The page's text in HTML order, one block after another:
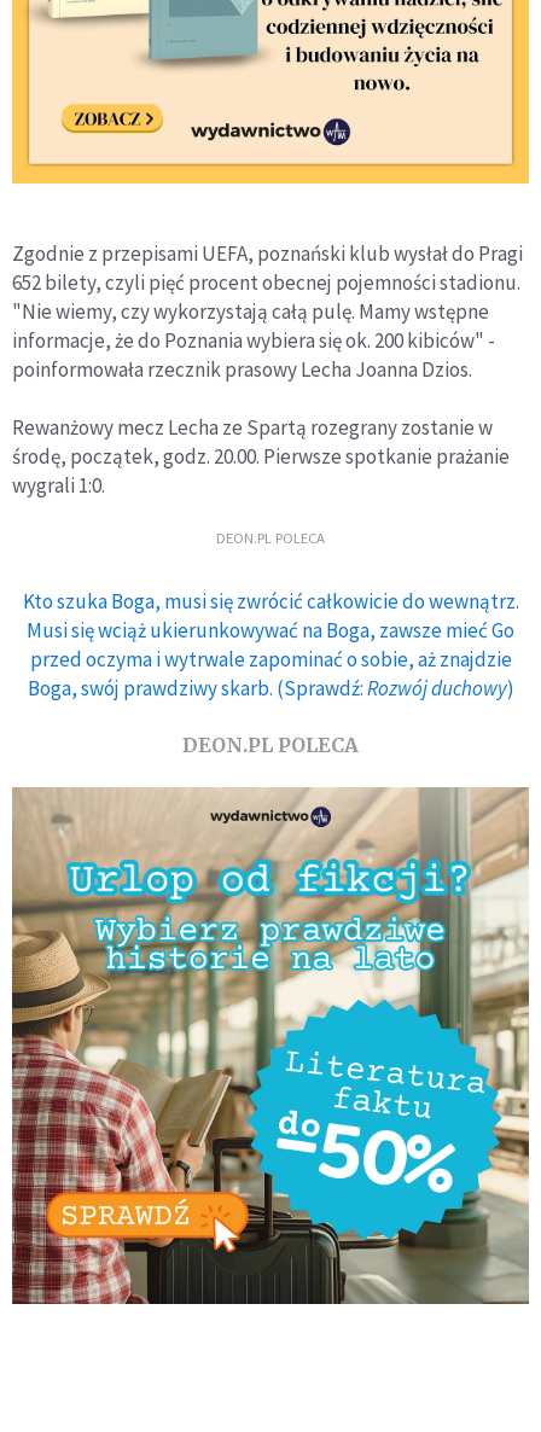
Zgodnie z przepisami UEFA, poznański klub wysłał do Pragi
652 bilety, czyli pięć procent obecnej pojemności stadionu.
"Nie wiemy, czy wykorzystają całą pulę. Mamy wstępne
informacje, że do Poznania wybiera się ok. 200 kibiców" -
poinformowała rzecznik prasowy Lecha Joanna Dzios.
Rewanżowy mecz Lecha ze Spartą rozegrany zostanie w
środę, początek, godz. 20.00. Pierwsze spotkanie prażanie
wygrali 1:0.
DEON.PL POLECA
Kto szuka Boga, musi się zwrócić całkowicie do wewnątrz.
Musi się wciąż ukierunkowywać na Boga, zawsze mieć Go
przed oczyma i wytrwale zapominać o sobie, aż znajdzie
Boga, swój prawdziwy skarb. (Sprawdź:Rozwój duchowy)
DEON.PL POLECA